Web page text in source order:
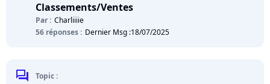
Classements/Ventes
Par : Charliiiie
56 réponses : Dernier Msg :18/07/2025
chat Topic :